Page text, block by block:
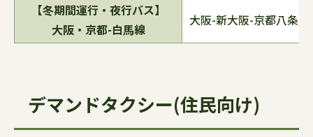
【冬期間運行・夜行バス】
大阪・京都-白馬線
大阪-新大阪-京都八条
デマンドタクシー(住民向け)